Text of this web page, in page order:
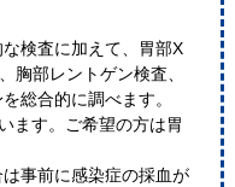
検査に加えて、胃部X
胸部レントゲン検査、
総合的に調べます。
ます。ご希望の方は胃
事前に感染症の採血が